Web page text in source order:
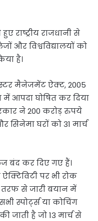
राष्ट्रीय राजधानी से
और विश्वविद्यालयों को
है।
मैनेजमेंट ऐक्ट, 2005
आपदा घोषित कर दिया
ने 200 करोड़ रुपये
सिनेमा घरों को 31 मार्च
बंद कर दिए गए हैं।
पर भी रोक
तरफ से जारी बयान में
स्पोर्ट्स या कोचिंग
है जो 13 मार्च से